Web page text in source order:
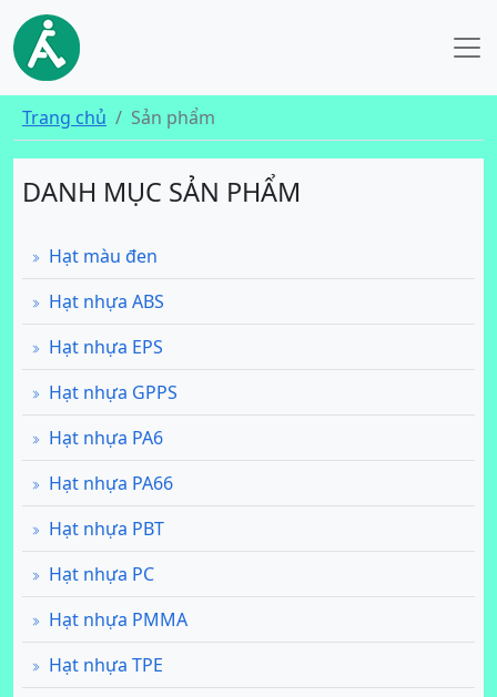
Trang chủ Sản phẩm
DANH MỤC SẢN PHẨM
Hạt màu đen
Hạt nhựa ABS
Hạt nhựa EPS
Hạt nhựa GPPS
Hạt nhựa PA6
Hạt nhựa PA66
Hạt nhựa PBT
Hạt nhựa PC
Hạt nhựa PMMA
Hạt nhựa TPE